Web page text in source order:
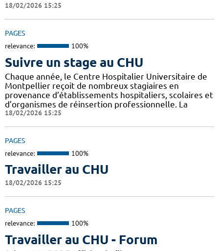
18/02/2026 15:25
PAGES
relevance: 100%
Suivre un stage au CHU
Chaque année, le Centre Hospitalier Universitaire de
Montpellier reçoit de nombreux stagiaires en
provenance d’établissements hospitaliers, scolaires et
d’organismes de réinsertion professionnelle. La
18/02/2026 15:25
PAGES
relevance: 100%
Travailler au CHU
18/02/2026 15:25
PAGES
relevance: 100%
Travailler au CHU - Forum